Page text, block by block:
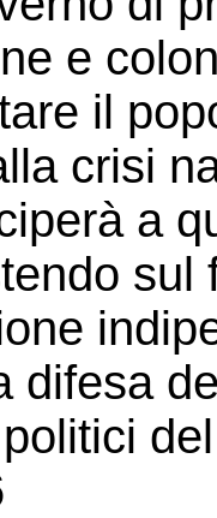
e
il
crisi
a
sul
difesa